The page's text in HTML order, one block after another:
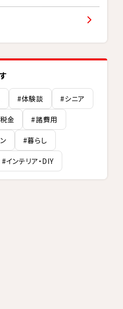
#体験談 #シニア
金 #諸費用
#暮らし
#インテリア・DIY